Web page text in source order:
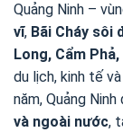
Quảng Ninh –
vĩ, Bãi Cháy sôi
Long, Cẩm
du lịch, kinh tế
năm, Quảng Ninh
và ngoài nước,